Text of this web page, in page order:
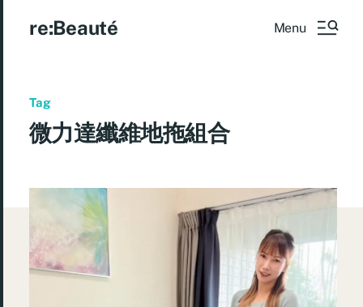
re:Beauté Menu
Tag
微力達纖維地拖組合